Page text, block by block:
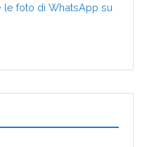
le foto di WhatsApp su